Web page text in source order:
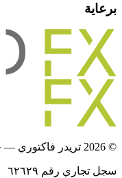
برعاية
© 2026 تريدر فاكتوري — جميع الحقوق محفوظة.
سجل تجاري رقم ٦٢٦٢٩